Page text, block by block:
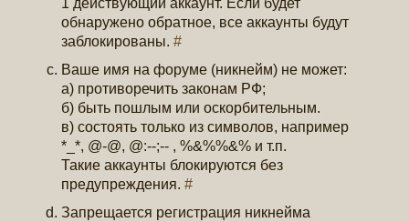
обнаружено обратное, все аккаунты будут
заблокированы.#
Ваше имя на форуме (никнейм) не может:
а) противоречить законам РФ;
б) быть пошлым или оскорбительным.
в) состоять только из символов, например
*_*, @-@, @:--;-- , %&%%&% и т.п.
Такие аккаунты блокируются без
предупреждения.#
Запрещается регистрация никнейма